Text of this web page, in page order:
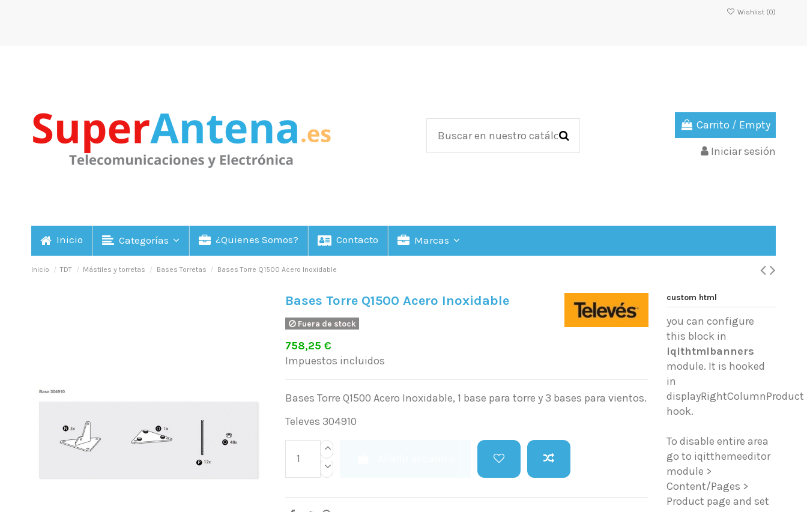
Wishlist (0)
Carrito / Empty
Iniciar sesión
Inicio Categorías ¿Quienes Somos? Contacto Marcas
Inicio TDT Mástiles y torretas Bases Torretas Bases Torre Q1500 Acero Inoxidable
Bases Torre Q1500 Acero Inoxidable
Fuera de stock
758,25 €
Impuestos incluidos
Bases Torre Q1500 Acero Inoxidable, 1 base para torre y 3 bases para vientos.
Televes 304910
custom html
you can configure
this block in
iqithtmlbanners
module. It is hooked
in
displayRightColumnProduct
hook.
To disable entire area
go to iqitthemeeditor
module >
Content/Pages >
Product page and set